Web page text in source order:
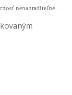
nenahraditeľné....